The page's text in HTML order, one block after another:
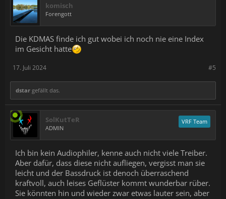
komisch
Forengott
Die KDMAS finde ich gut wobei ich noch nie eine Index
im Gesicht hatte
#5
17. Juli 2024
dstar gefällt das.
SolKutTeR
ADMIN
VRF Team
Ich bin kein Audiophiler, kenne auch nicht viele Treiber.
Aber dafür, dass diese nicht aufliegen, vergisst man sie
leicht und der Bassdruck ist denoch überraschend
kraftvoll, auch leises Geflüster kommt wunderbar rüber.
Sie könnten hin und wieder zwar etwas lauter sein, aber